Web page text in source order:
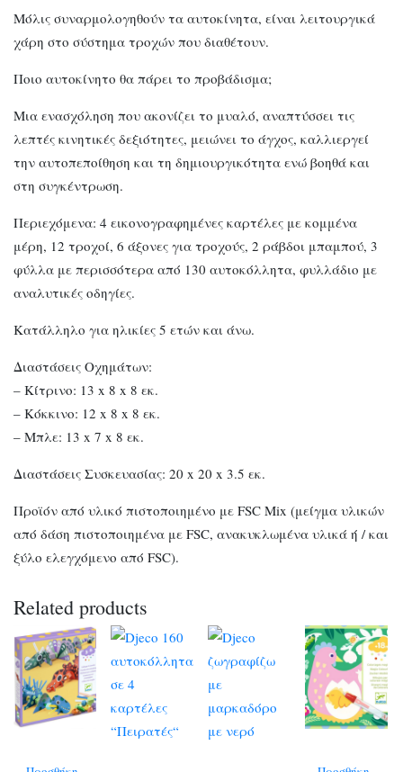
Μόλις συναρμολογηθούν τα αυτοκίνητα, είναι λειτουργικά
χάρη στο σύστημα τροχών που διαθέτουν.
Ποιο αυτοκίνητο θα πάρει το προβάδισμα;
Μια ενασχόληση που ακονίζει το μυαλό, αναπτύσσει τις
λεπτές κινητικές δεξιότητες, μειώνει το άγχος, καλλιεργεί
την αυτοπεποίθηση και τη δημιουργικότητα ενώ βοηθά και
στη συγκέντρωση.
Περιεχόμενα: 4 εικονογραφημένες καρτέλες με κομμένα
μέρη, 12 τροχοί, 6 άξονες για τροχούς, 2 ράβδοι μπαμπού, 3
φύλλα με περισσότερα από 130 αυτοκόλλητα, φυλλάδιο με
αναλυτικές οδηγίες.
Κατάλληλο για ηλικίες 5 ετών και άνω.
Διαστάσεις Οχημάτων:
– Κίτρινο: 13 x 8 x 8 εκ.
– Κόκκινο: 12 x 8 x 8 εκ.
– Μπλε: 13 x 7 x 8 εκ.
Διαστάσεις Συσκευασίας: 20 x 20 x 3.5 εκ.
Προϊόν από υλικό πιστοποιημένο με FSC Mix (μείγμα υλικών
από δάση πιστοποιημένα με FSC, ανακυκλωμένα υλικά ή / και
ξύλο ελεγχόμενο από FSC).
Related products